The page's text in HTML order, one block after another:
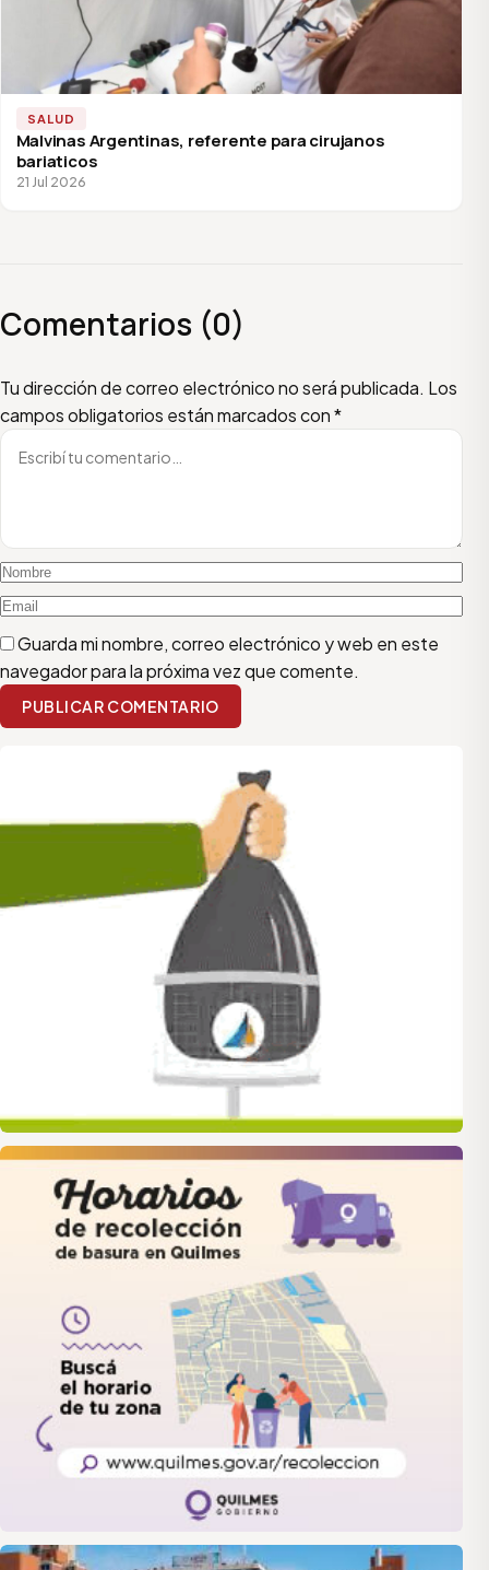
SALUD
Malvinas Argentinas, referente para cirujanos
bariaticos
21 Jul 2026
Comentarios (0)
Tu dirección de correo electrónico no será publicada. Los
campos obligatorios están marcados con*
Escribí tu comentario
Nombre
Email
Guarda mi nombre, correo electrónico y web en este
navegador para la próxima vez que comente.
PUBLICAR COMENTARIO
quilmes
LANUS